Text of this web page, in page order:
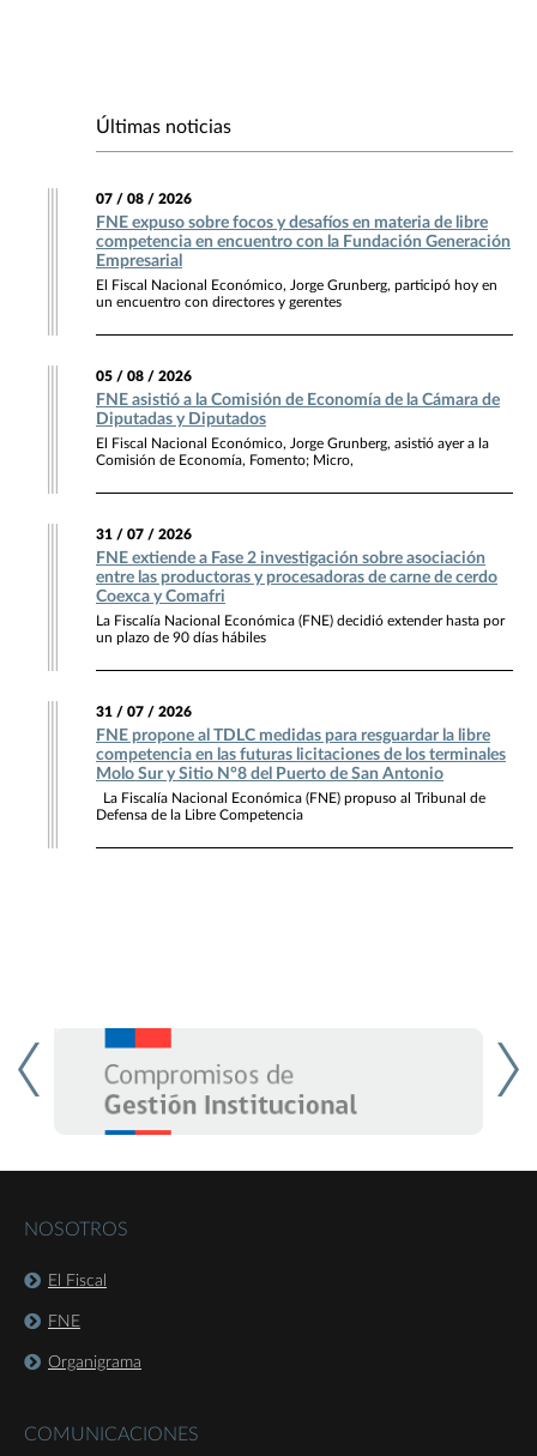
Últimas noticias
07 / 08 / 2026
FNE expuso sobre focos y desafíos en materia de libre
competencia en encuentro con la Fundación Generación
Empresarial
El Fiscal Nacional Económico, Jorge Grunberg, participó hoy en
un encuentro con directores y gerentes
05 / 08 / 2026
FNE asistió a la Comisión de Economía de la Cámara de
Diputadas y Diputados
El Fiscal Nacional Económico, Jorge Grunberg, asistió ayer a la
Comisión de Economía, Fomento; Micro,
31 / 07 / 2026
FNE extiende a Fase 2 investigación sobre asociación
entre las productoras y procesadoras de carne de cerdo
Coexca y Comafri
La Fiscalía Nacional Económica (FNE) decidió extender hasta por
un plazo de 90 días hábiles
31 / 07 / 2026
FNE propone al TDLC medidas para resguardar la libre
competencia en las futuras licitaciones de los terminales
Molo Sur y Sitio N°8 del Puerto de San Antonio
La Fiscalía Nacional Económica (FNE) propuso al Tribunal de
Defensa de la Libre Competencia
NOSOTROS
El Fiscal
FNE
Organigrama
COMUNICACIONES